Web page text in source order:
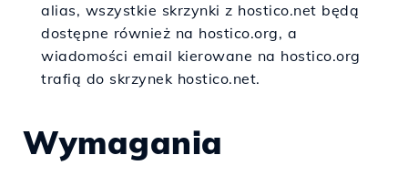
alias, wszystkie skrzynki z hostico.net będą
dostępne również na hostico.org, a
wiadomości email kierowane na hostico.org
trafią do skrzynek hostico.net.
Wymagania